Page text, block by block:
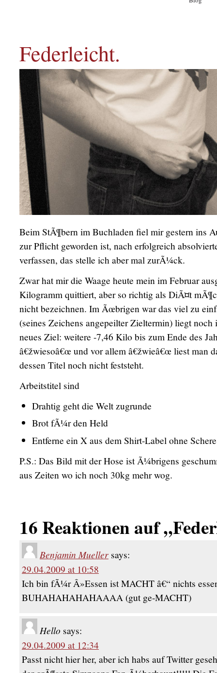
Federleicht.
Beim StÃ¶bern im Buchladen fiel mir gestern ins
zur Pflicht geworden ist, nach erfolgreich
verfassen, das stelle ich aber mal zurÃ¼ck.
Zwar hat mir die Waage heute mein im Februar
Kilogramm quittiert, aber so richtig als DiÃ¤t
nicht bezeichnen. Im Ãœbrigen war das viel zu
(seines Zeichens angepeilter Zieltermin) liegt
neues Ziel: weitere -7,46 Kilo bis zum Ende des
â€žwiesoâ€œ und vor allem â€žwieâ€œ liest man
dessen Titel noch nicht feststeht.
Arbeitstitel sind
Drahtig geht die Welt zugrunde
Brot fÃ¼r den Held
Entferne ein X aus dem Shirt-Label ohne Schere
P.S.: Das Bild mit der Hose ist Ã¼brigens
aus Zeiten wo ich noch 30kg mehr wog.
16 Reaktionen auf
Benjamin Mueller says:
29.04.2009 at 10:58
Ich bin fÃ¼r Â»Essen ist MACHT â€“ nichts
BUHAHAHAHAHAAAA (gut ge-MACHT)
Hello says:
29.04.2009 at 12:34
Passt nicht hier her, aber ich habs auf Twitter